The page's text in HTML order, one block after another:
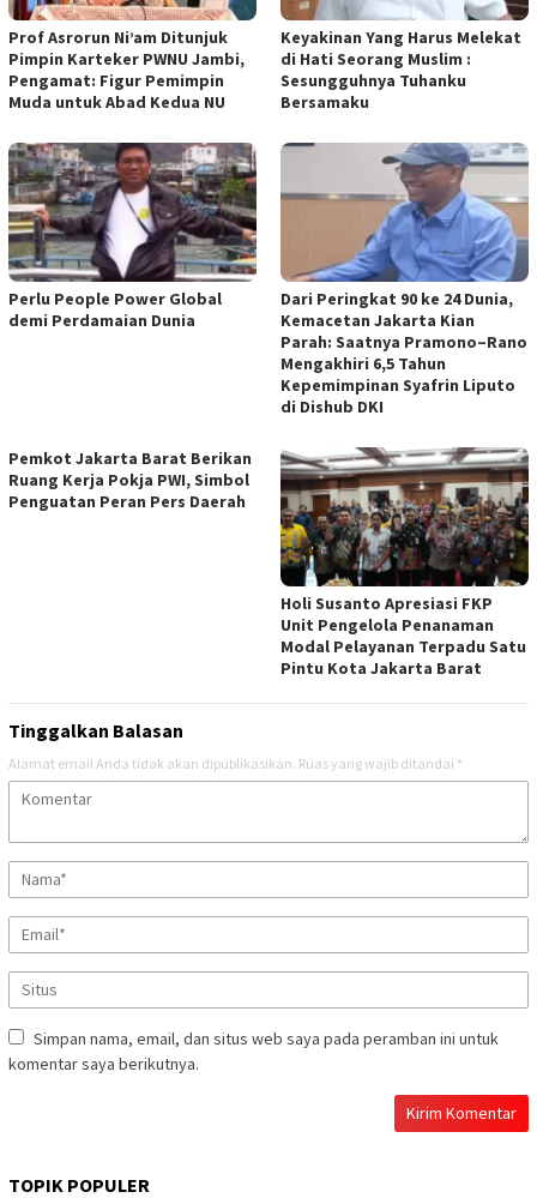
Prof Asrorun Ni’am Ditunjuk
Pimpin Karteker PWNU Jambi,
Pengamat: Figur Pemimpin
Muda untuk Abad Kedua NU
Keyakinan Yang Harus Melekat
di Hati Seorang Muslim :
Sesungguhnya Tuhanku
Bersamaku
Perlu People Power Global
demi Perdamaian Dunia
Dari Peringkat 90 ke 24 Dunia,
Kemacetan Jakarta Kian
Parah: Saatnya Pramono–Rano
Mengakhiri 6,5 Tahun
Kepemimpinan Syafrin Liputo
di Dishub DKI
Pemkot Jakarta Barat Berikan
Ruang Kerja Pokja PWI, Simbol
Penguatan Peran Pers Daerah
Holi Susanto Apresiasi FKP
Unit Pengelola Penanaman
Modal Pelayanan Terpadu Satu
Pintu Kota Jakarta Barat
Tinggalkan Balasan
Alamat email Anda tidak akan dipublikasikan. Ruas yang wajib ditandai *
Simpan nama, email, dan situs web saya pada peramban ini untuk
komentar saya berikutnya.
TOPIK POPULER